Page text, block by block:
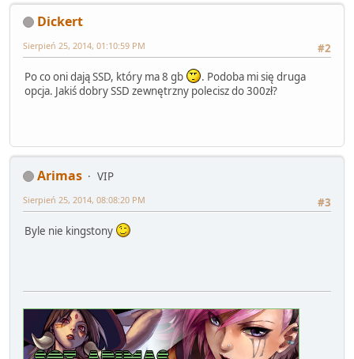
Dickert
#2
Sierpień 25, 2014, 01:10:59 PM
Po co oni dają SSD, który ma 8 gb
. Podoba mi się druga
opcja. Jakiś dobry SSD zewnętrzny polecisz do 300zł?
Arimas
VIP
#3
Sierpień 25, 2014, 08:08:20 PM
Byle nie kingstony